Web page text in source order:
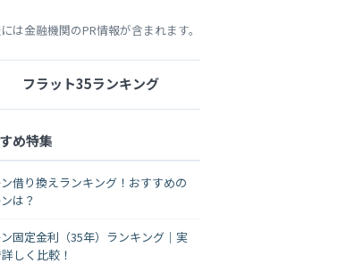
は金融機関のPR情報が含まれます。
フラット35ランキング
め特集
借り換えランキング！おすすめの
は？
固定金利（35年）ランキング｜実
しく比較！